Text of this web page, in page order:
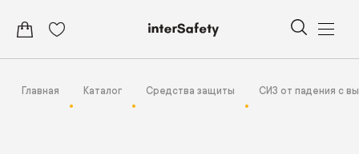
Главная Каталог Средства защиты СИЗ от падения с